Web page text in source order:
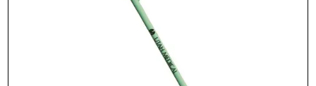
Kontakta oss